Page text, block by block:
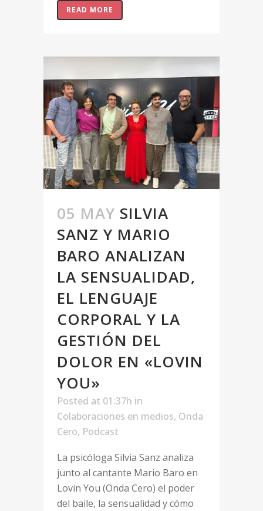
READ MORE
05 MAY SILVIA
SANZ Y MARIO
BARO ANALIZAN
LA SENSUALIDAD,
EL LENGUAJE
CORPORAL Y LA
GESTIÓN DEL
DOLOR EN «LOVIN
YOU»
Posted at 01:37h in
Colaboraciones en medios, Onda
Cero, Podcast
La psicóloga Silvia Sanz analiza
junto al cantante Mario Baro en
Lovin You (Onda Cero) el poder
del baile, la sensualidad y cómo